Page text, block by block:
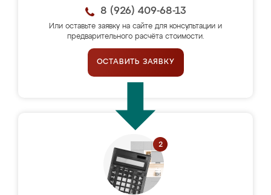
8 (926) 409-68-13
Или оставьте заявку на сайте для консультации и
предварительного расчёта стоимости.
ОСТАВИТЬ ЗАЯВКУ